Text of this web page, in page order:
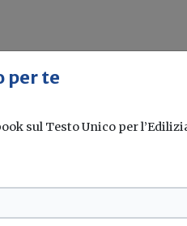
per te
sul Testo Unico per